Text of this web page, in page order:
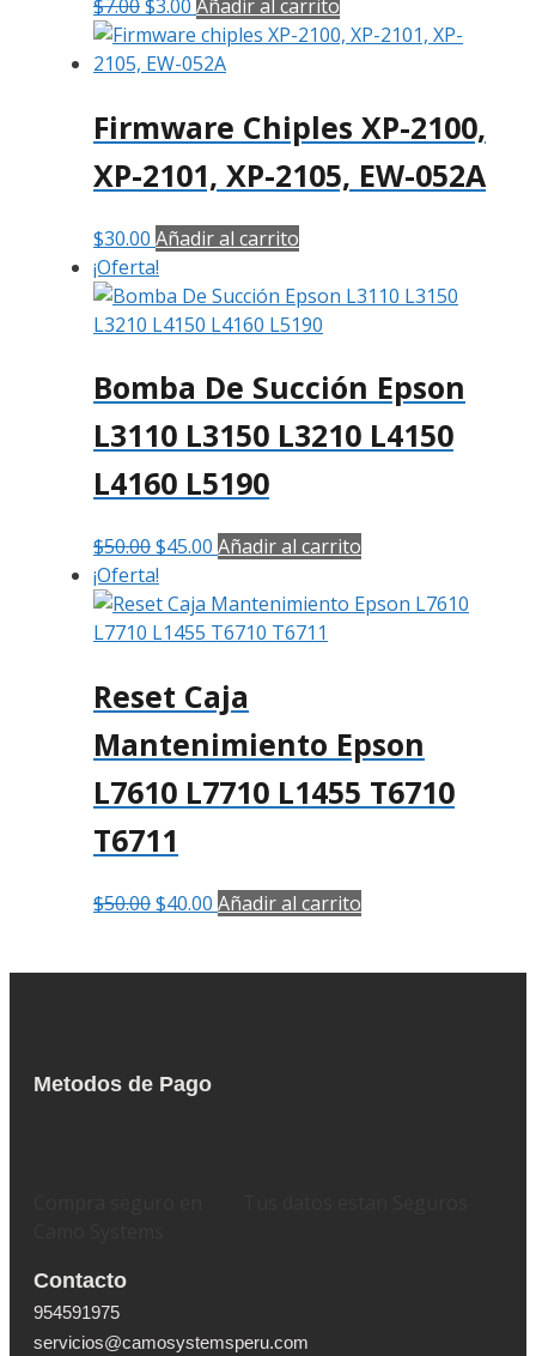
$7.00$3.00 Añadir al carrito
Firmware Chiples XP-2100,
XP-2101, XP-2105, EW-052A
$30.00 Añadir al carrito
¡Oferta!
Bomba De Succión Epson
L3110 L3150 L3210 L4150
L4160 L5190
$50.00$45.00 Añadir al carrito
¡Oferta!
Reset Caja
Mantenimiento Epson
L7610 L7710 L1455 T6710
T6711
$50.00$40.00 Añadir al carrito
Metodos de Pago
Contacto
954591975
servicios@camosystemsperu.com